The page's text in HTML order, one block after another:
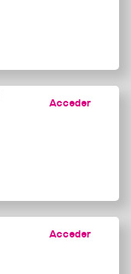
Acceder
Acceder